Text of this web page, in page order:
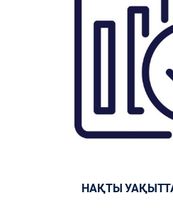
НАҚТЫ